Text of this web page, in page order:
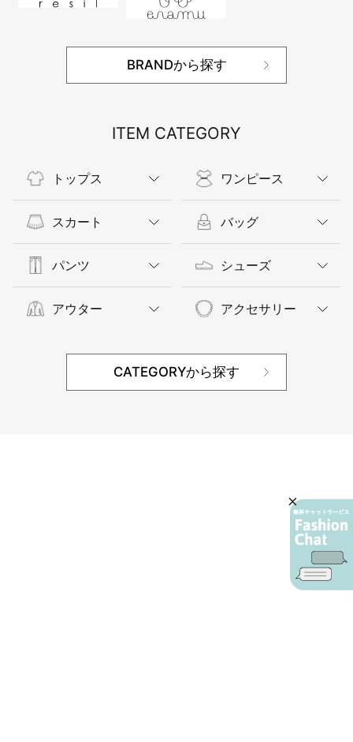
BRANDから探す
ITEM CATEGORY
トップス
スカート
パンツ
アウター
ワンピース
バッグ
シューズ
アクセサリー
CATEGORYから探す